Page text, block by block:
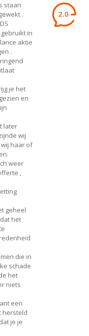
staan
.
in
aktie
.
je het
en
later
wij
haar of
weer
,
geheel
het
die in
schade
het
niets
een
hersteld
je je
2.0